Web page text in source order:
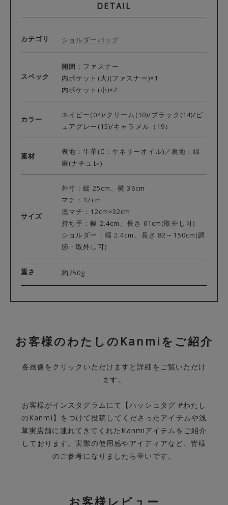
DETAIL
カテゴリ ショルダーバッグ
スペック
開閉：ファスナー
内ポケット(大)(ファスナー)×1
内ポケット(小)×2
カラー
ネイビー(04)/クリーム(10)/ブラック(14)/ピ
ュアグレー(15)/キャラメル（19）
素材
表地：牛革(C：ケネリーオイル)／裏地：綿
麻(ナチュレ)
サイズ
外寸：縦 25cm、横 36cm
マチ：12cm
底マチ：12cm×32cm
持ち手：幅 2.4cm、長さ 61cm(取外し可)
ショルダー：幅 2.4cm、長さ 82～150cm(調
節・取外し可)
重さ 約750g
お客様のわたしのKanmiをご紹介
各画像をクリックいただけますと詳細をご覧いただけ
ます。
お客様がインスタグラムにて【ハッシュタグ #わたし
のKanmi】をつけて投稿してくださったアイテムや浅
草実店舗に連れてきてくれたKanmiアイテムをご紹介
しております。実際の使用感やアイディアなど、皆様
のご参考になりましたら幸いです。
お客様レビュー